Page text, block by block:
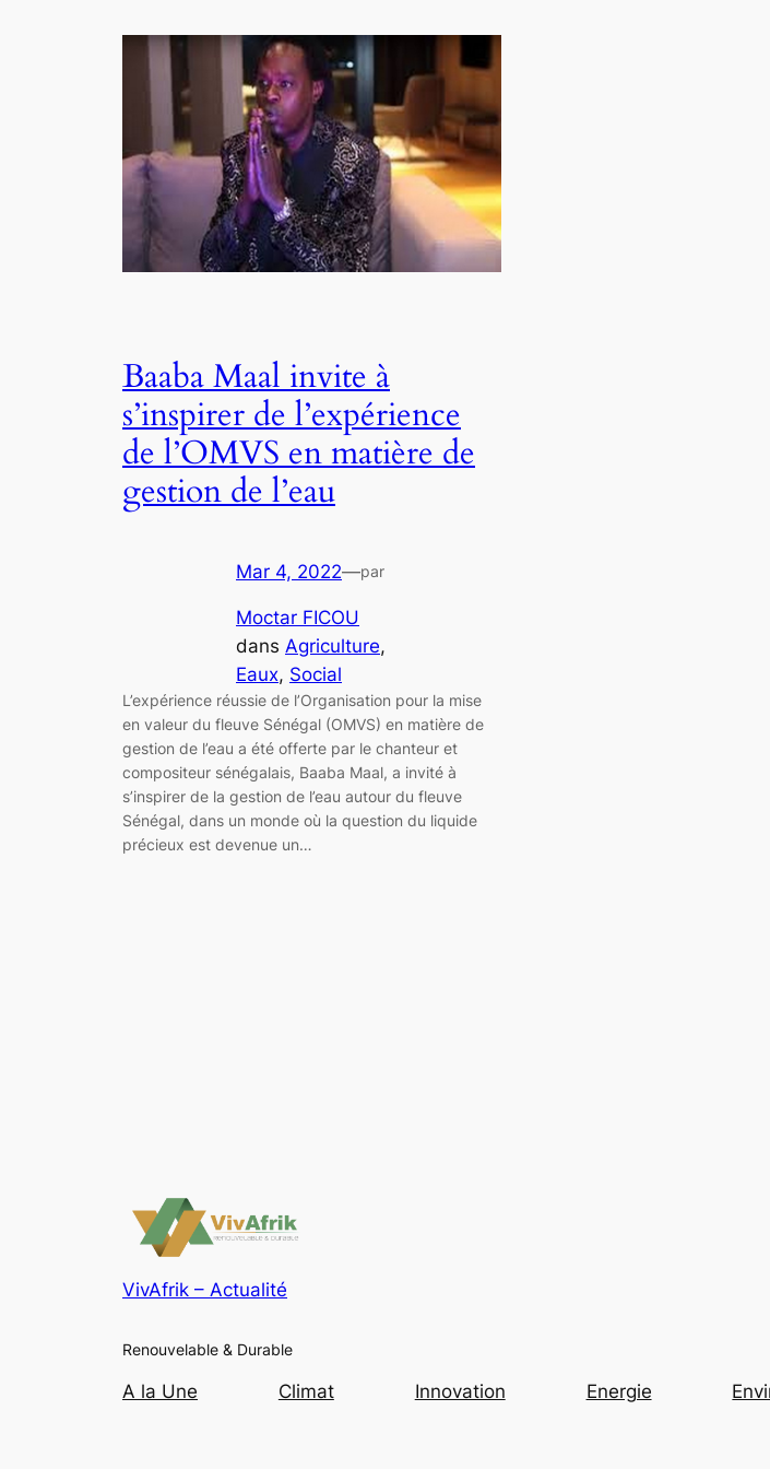
Baaba Maal invite à
s’inspirer de l’expérience
de l’OMVS en matière de
gestion de l’eau
Mar 4, 2022—par
Moctar FICOU
dans Agriculture
Eaux, Social
L’expérience réussie de l’Organisation pour la mise
en valeur du fleuve Sénégal (OMVS) en matière de
gestion de l’eau a été offerte par le chanteur et
compositeur sénégalais, Baaba Maal, a invité à
s’inspirer de la gestion de l’eau autour du fleuve
Sénégal, dans un monde où la question du liquide
précieux est devenue un…
VivAfrik – Actualité
Renouvelable & Durable
A la Une Climat Innovation Energie